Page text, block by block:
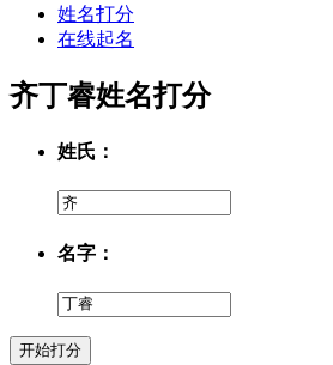
姓名打分
在线起名
齐丁睿姓名打分
姓氏：
名字：